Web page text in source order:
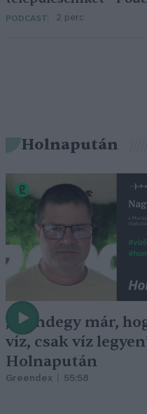
PODCAST 2 perc
Holnapután
„Mindegy már,
víz, csak víz
Holnapután
Greendex 55:58